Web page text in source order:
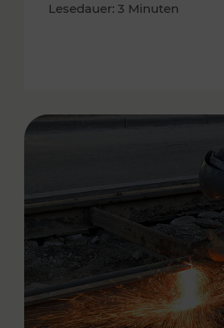
Lesedauer: 3 Minuten